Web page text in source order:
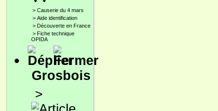
> Causerie du 4 mars
> Aide identification
> Découverte en France
> Fiche technique
OPIDA
Grosbois
>